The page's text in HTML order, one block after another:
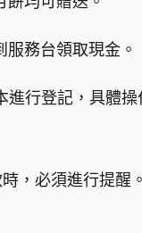
服務台領取現金。
進行登記，具體
，必須進行提醒。